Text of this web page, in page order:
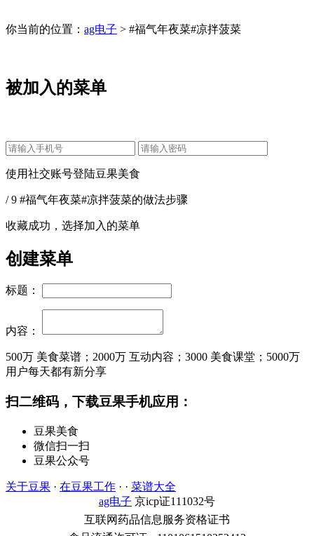
你当前的位置： ag电子 > #福气年夜菜#凉拌菠菜
被加入的菜单
使用社交账号登陆豆果美食
/ 9 #福气年夜菜#凉拌菠菜的做法步骤
收藏成功，选择加入的菜单
创建菜单
标题：
内容：
500万 美食菜谱； 2000万 互动内容； 3000 美食课堂； 5000万
用户每天都有新分享
扫二维码，下载豆果手机应用：
豆果美食
微信扫一扫
豆果公众号
关于豆果 · 在豆果工作 · · 菜谱大全
ag电子 京icp证111032号
互联网药品信息服务资格证书